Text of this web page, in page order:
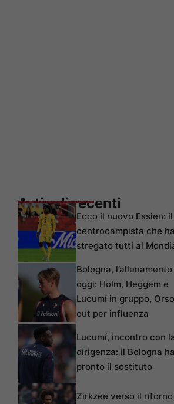
Articoli recenti
Ecco il nuovo Essien: il
centrocampista che ha
stregato tutti al
Bologna, l’allenamento
oggi: Holm, Heggem e
Lucumí in gruppo,
out per influenza
Lucumí, incontro con
dirigenza: il Bologna
pronto il sostituto
Zirkzee verso il ritorno